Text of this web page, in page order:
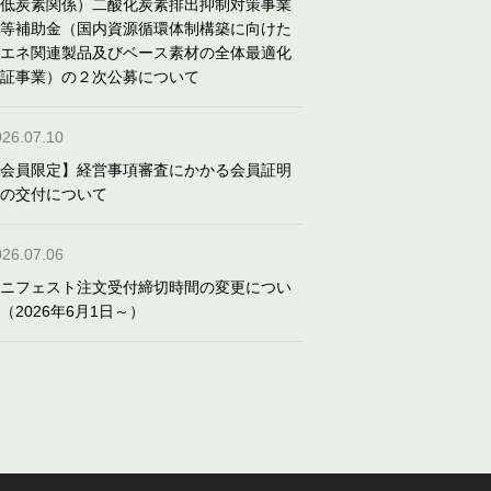
低炭素関係）二酸化炭素排出抑制対策事業
補助金（国内資源循環体制構築に向けた
ネ関連製品及びベース素材の全体最適化
事業）の２次公募について
会員限定】経営事項審査にかかる会員証明
交付について
フェスト注文受付締切時間の変更につい
2026年6月1日～）